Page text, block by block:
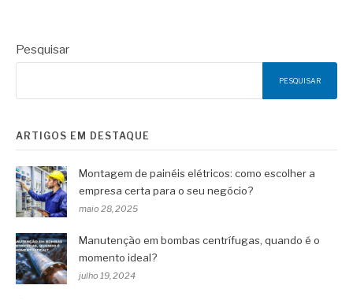
Pesquisar
PESQUISAR
ARTIGOS EM DESTAQUE
Montagem de painéis elétricos: como escolher a
empresa certa para o seu negócio?
maio 28, 2025
Manutenção em bombas centrífugas, quando é o
momento ideal?
julho 19, 2024